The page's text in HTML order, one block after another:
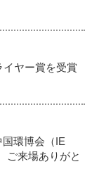
イヤー賞を受賞
環博会（IE
ご来場ありがと